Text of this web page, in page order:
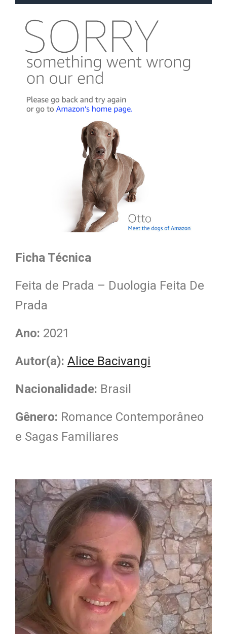
Ficha Técnica
Feita de Prada – Duologia Feita De
Prada
Ano: 2021
Autor(a): Alice Bacivangi
Nacionalidade: Brasil
Gênero: Romance Contemporâneo
e Sagas Familiares